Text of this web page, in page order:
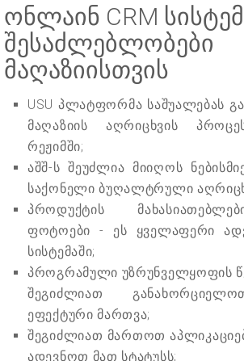
ონლაინ CRM
შესაძლებლობები
მაღაზიისთვის
USU პლატფორმა საშუალებას
მაღაზიის აღრიცხვის
რეჟიმში;
აშშ-ს შეუძლია მიიღოს
საქონელი ბუღალტრული
პროდუქტის
ფოტოები - ეს ყველაფერი
სისტემაში;
პროგრამული უზრუნველყოფის
შეგიძლიათ
ეფექტური მართვა;
შეგიძლიათ მართოთ
ადევნოთ მათ სტატუსს;